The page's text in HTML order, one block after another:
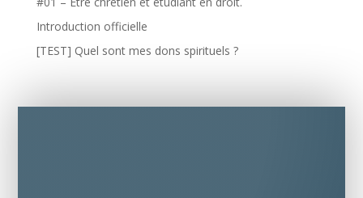
Introduction officielle
[TEST] Quel sont mes dons spirituels ?